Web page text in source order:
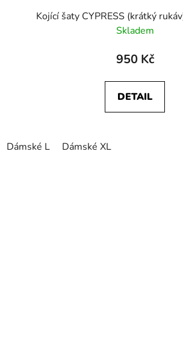
Kojící šaty CYPRESS (krátký
Skladem
950 Kč
DETAIL
Dámské L Dámské XL